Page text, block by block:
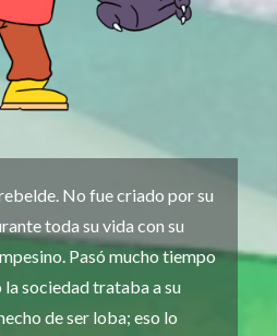
No fue criado por su
toda su vida con su
Pasó mucho tiempo
sociedad trataba a su
de ser loba; eso lo